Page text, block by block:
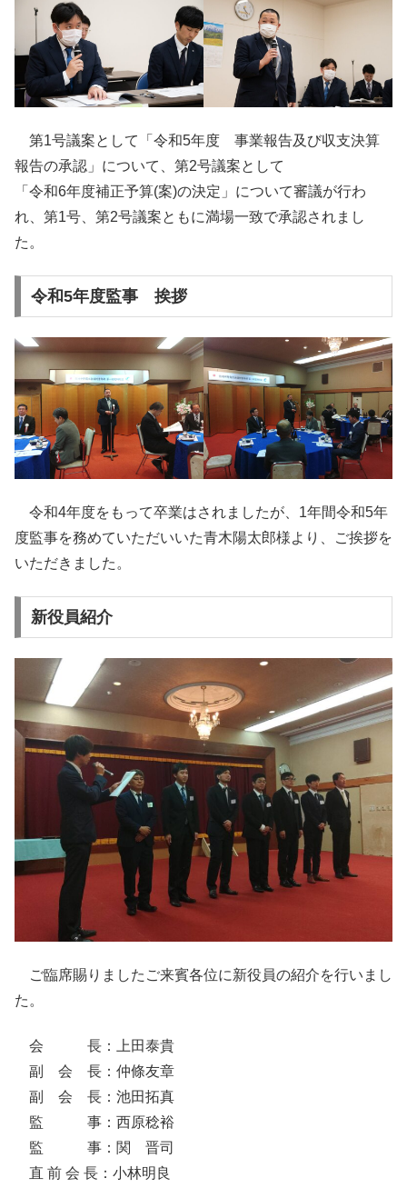
第1号議案として「令和5年度 事業報告及び収支決算
報告の承認」について、第2号議案として
「令和6年度補正予算(案)の決定」について審議が行わ
れ、第1号、第2号議案ともに満場一致で承認されまし
た。
令和5年度監事 挨拶
令和4年度をもって卒業はされましたが、1年間令和5年
度監事を務めていただいいた青木陽太郎様より、ご挨拶を
いただきました。
新役員紹介
ご臨席賜りましたご来賓各位に新役員の紹介を行いまし
た。
会 長：上田泰貴
副 会 長：仲條友章
副 会 長：池田拓真
監 事：西原稔裕
監 事：関 晋司
直 前 会 長：小林明良